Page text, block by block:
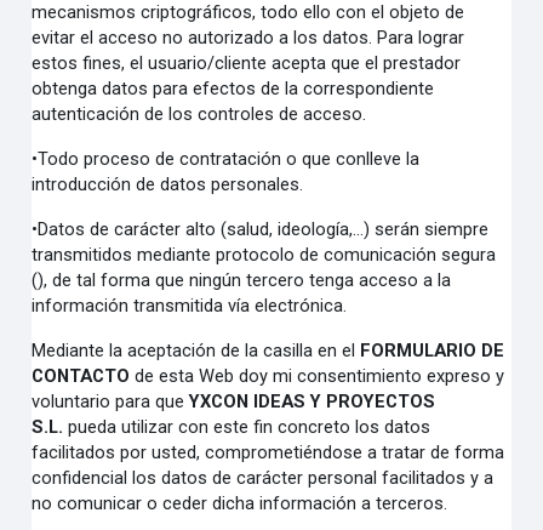
mecanismos criptográficos, todo ello con el objeto de
evitar el acceso no autorizado a los datos. Para lograr
estos fines, el usuario/cliente acepta que el prestador
obtenga datos para efectos de la correspondiente
autenticación de los controles de acceso.
•Todo proceso de contratación o que conlleve la
introducción de datos personales.
•Datos de carácter alto (salud, ideología,…) serán siempre
transmitidos mediante protocolo de comunicación segura
(), de tal forma que ningún tercero tenga acceso a la
información transmitida vía electrónica.
Mediante la aceptación de la casilla en el FORMULARIO DE
CONTACTOde esta Web doy mi consentimiento expreso y
voluntario para queYXCON IDEAS Y PROYECTOS
S.L.pueda utilizar con este fin concreto los datos
facilitados por usted, comprometiéndose a tratar de forma
confidencial los datos de carácter personal facilitados y a
no comunicar o ceder dicha información a terceros.